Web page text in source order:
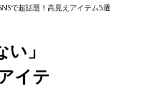
で超話題！高見えアイテム5選
」
イテ